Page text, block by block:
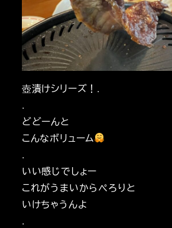
壺漬けシリーズ！.
.
どどーんと
こんなボリューム
.
いい感じでしょー
これがうまいからぺろりと
いけちゃうんよ
.